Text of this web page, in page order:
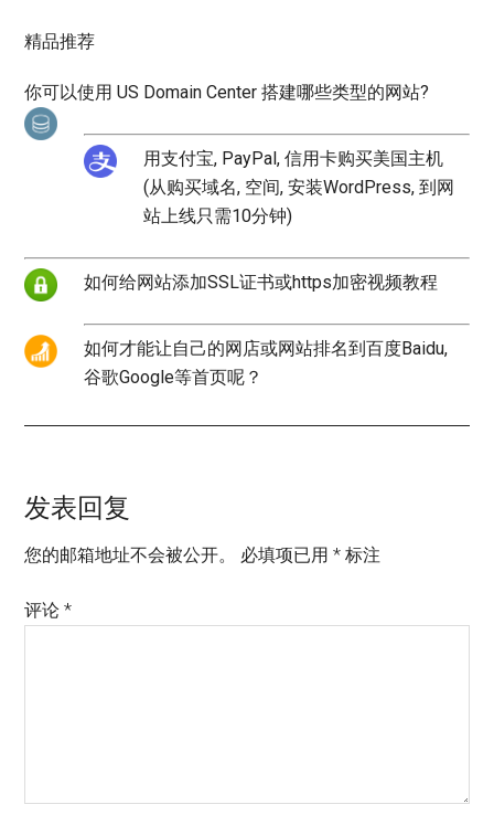
精品推荐
你可以使用 US Domain Center 搭建哪些类型的网站?
用支付宝, PayPal, 信用卡购买美国主机
(从购买域名, 空间, 安装WordPress, 到网
站上线只需10分钟)
如何给网站添加SSL证书或https加密视频教程
如何才能让自己的网店或网站排名到百度Baidu,
谷歌Google等首页呢？
发表回复
您的邮箱地址不会被公开。 必填项已用* 标注
评论*